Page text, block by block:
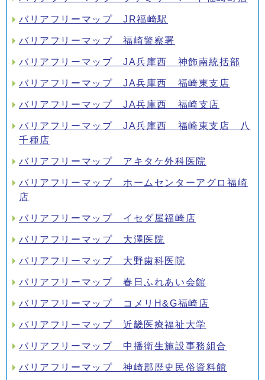
バリアフリーマップ JR福崎駅
バリアフリーマップ 福崎警察署
バリアフリーマップ JA兵庫西 神飾南統括部
バリアフリーマップ JA兵庫西 福崎東支店
バリアフリーマップ JA兵庫西 福崎支店
バリアフリーマップ JA兵庫西 福崎東支店 八
千種店
バリアフリーマップ アキタケ外科医院
バリアフリーマップ ホームセンターアグロ福崎
店
バリアフリーマップ イセダ屋福崎店
バリアフリーマップ 大澤医院
バリアフリーマップ 大野歯科医院
バリアフリーマップ 春日ふれあい会館
バリアフリーマップ コメリH&G福崎店
バリアフリーマップ 近畿医療福祉大学
バリアフリーマップ 中播衛生施設事務組合
バリアフリーマップ 神崎郡歴史民俗資料館